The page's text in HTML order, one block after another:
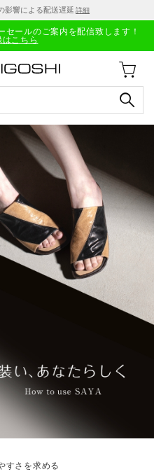
影響による配送遅延 詳細
ールのご案内を配信致します！
こちら
すさを求める